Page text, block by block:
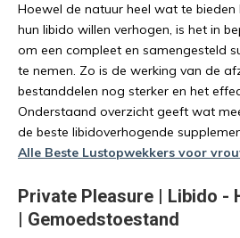
Hoewel de natuur heel wat te
hun libido willen verhogen, is het in
om een compleet en samengesteld
te nemen. Zo is de werking van de
bestanddelen nog sterker en het
Onderstaand overzicht geeft wat
de beste libidoverhogende
Alle Beste Lustopwekkers voor
Private Pleasure | Libido -
| Gemoedstoestand